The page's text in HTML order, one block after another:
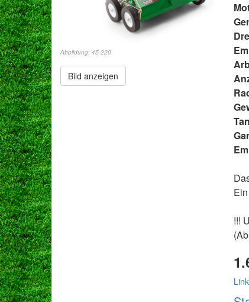
Abbildung: 45-220
Bild anzeigen
!!!